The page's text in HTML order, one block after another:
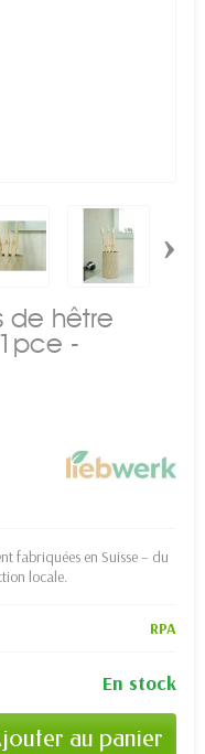
›
de hêtre
1pce -
fabriquées en Suisse – du
locale.
RPA
En stock
au panier